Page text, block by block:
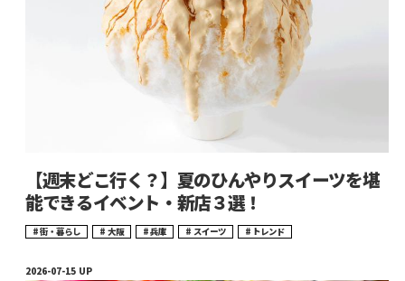
【週末どこ行く？】夏のひんやりスイーツを堪
能できるイベント・新店３選！
街・暮らし 大阪 兵庫 スイーツ トレンド